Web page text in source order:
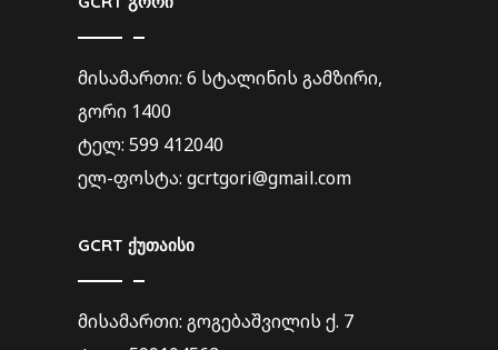
მისამართი: 6 სტალინის გამზირი,
გორი 1400
ტელ: 599 412040
ელ-ფოსტა: gcrtgori@gmail.com
GCRT ქუთაისი
მისამართი: გოგებაშვილის ქ. 7